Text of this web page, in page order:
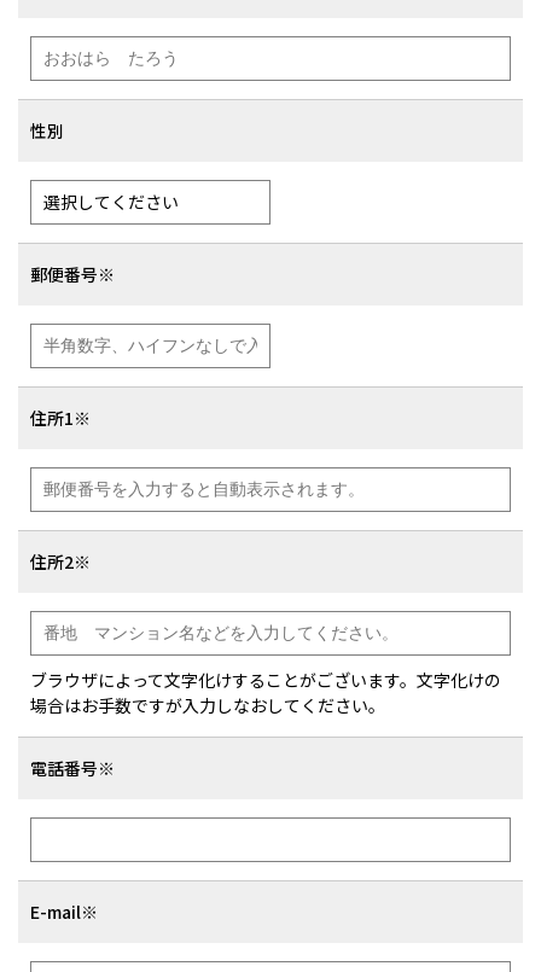
性別
郵便番号※
住所1※
住所2※
ブラウザによって文字化けすることがございます。文字化けの
場合はお手数ですが入力しなおしてください。
電話番号※
E-mail※